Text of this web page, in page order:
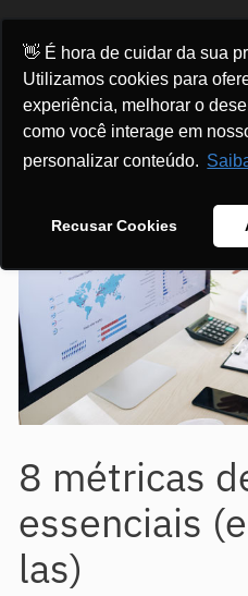
👋 É hora de cuidar da sua
Utilizamos cookies para
experiência, melhorar o
como você interage em
personalizar conteúdo.
Recusar Cookies
conteúdo
8 métricas
essenciais
las)
Post
navigation